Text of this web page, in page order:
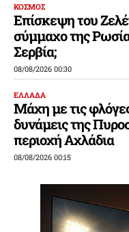
ΚΟΣΜΟΣ
Επίσκεψη του
σύμμαχο της
Σερβία;
08/08/2026 00:30
ΕΛΛΑΔΑ
Μάχη με τις
δυνάμεις της
περιοχή Αχλάδια
08/08/2026 00:15